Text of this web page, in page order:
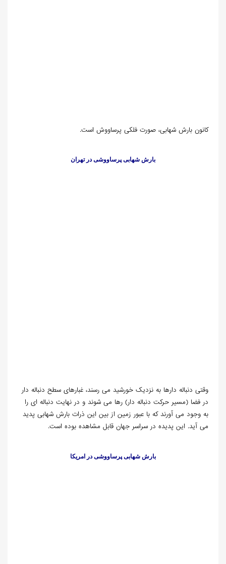
کانون بارش شهابی، صورت فلکی پرساووش است.
بارش شهابی پرساووشی در تهران
وقتی دنباله دارها به نزدیک خورشید می رسند، غبارهای سطح دنباله دار
در فضا (مسیر حرکت دنباله دار) رها می شوند و در نهایت دنباله ای را
به وجود می آورند که با عبور زمین از بین این ذرات بارش شهابی پدید
می آید. این پدیده در سراسر جهان قابل مشاهده بوده است.
بارش شهابی پرساووشی در امریکا